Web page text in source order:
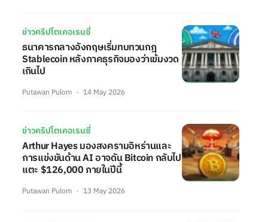
ข่าวคริปโตเคอเรนซี่
ธนาคารกลางอังกฤษเริ่มทบทวนกฎ
Stablecoin หลังภาคธุรกิจมองว่าเข้มงวด
เกินไป
Putawan Pulom 14 May 2026
ข่าวคริปโตเคอเรนซี่
Arthur Hayes มองสงครามอิหร่านและ
การแข่งขันด้าน AI อาจดัน Bitcoin กลับไป
แตะ $126,000 ภายในปีนี้
Putawan Pulom 13 May 2026